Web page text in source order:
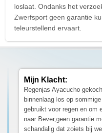
loslaat. Ondanks het
Zwerfsport geen garantie
teleurstellend ervaart.
Mijn Klacht:
Regenjas Ayacucho
binnenlaag los op
gebruikt voor regen en om
naar Bever,geen garantie
schandalig dat zoiets bij